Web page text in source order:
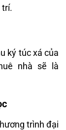
trí.
ký túc xá của
nhà sẽ là
trình đại